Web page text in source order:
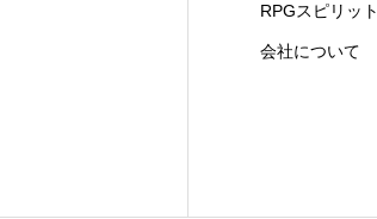
RPGスピリット
会社について